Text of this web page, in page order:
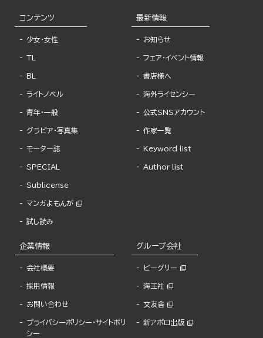
コンテンツ
少女・女性
TL
BL
ライトノベル
青年・一般
グラビア・写真集
モーター誌
SPECIAL
Sublicense
マンガよもんが
試し読み
最新情報
お知らせ
フェア・イベント情報
書店様へ
海外ライセンシー
公式SNSアカウント
作家一覧
Keyword list
Author list
企業情報
会社概要
採用情報
お問い合わせ
プライバシーポリシー・サイトポリ
シー
グループ会社
ビーグリー
海王社
文友舎
新アポロ出版